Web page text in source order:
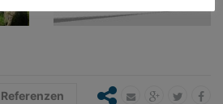
Referenzen